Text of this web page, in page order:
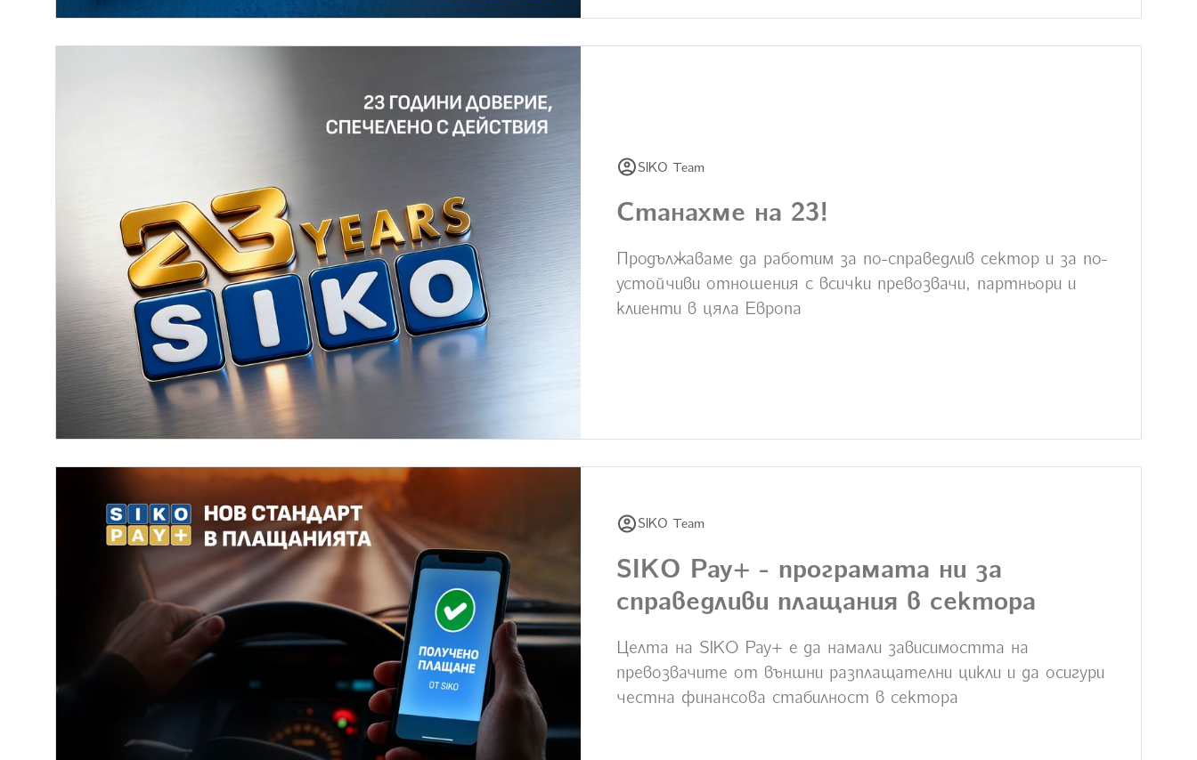
SIKO Team
Станахме на 23!
Продължаваме да работим за по-справедлив сектор и за по-
устойчиви отношения с всички превозвачи, партньори и
клиенти в цяла Европа
SIKO Team
SIKO Pay+ - програмата ни за
справедливи плащания в сектора
Целта на SIKO Pay+ e да намали зависимостта на
превозвачите от външни разплащателни цикли и да осигури
честна финансова стабилност в сектора